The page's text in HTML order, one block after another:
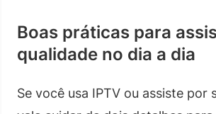
Boas práticas para
qualidade no dia a dia
Se você usa IPTV ou assiste por